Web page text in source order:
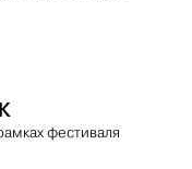
фестиваля